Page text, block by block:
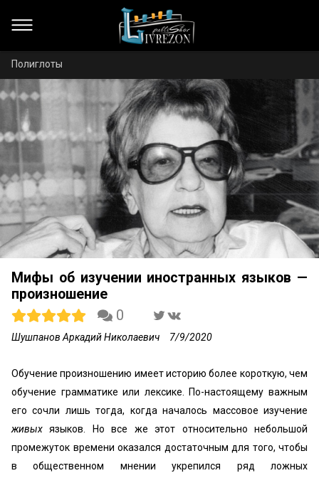
Полиглоты
Мифы об изучении иностранных языков —
произношение
0
Шушпанов Аркадий Николаевич 7/9/2020
Обучение произношению имеет историю более короткую, чем
обучение грамматике или лексике. По-настоящему важным
его сочли лишь тогда, когда началось массовое изучение
живых языков. Но все же этот относительно небольшой
промежуток времени оказался достаточным для того, чтобы
в общественном мнении укрепился ряд ложных